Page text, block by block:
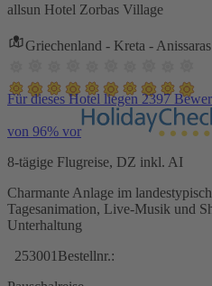
allsun Hotel Zorbas Village
Griechenland - Kreta - Anissaras
Für dieses Hotel liegen 2397
von 96% vor
8-tägige Flugreise, DZ inkl. AI
Charmante Anlage im
Tagesanimation, Live-Musik und
Unterhaltung
253001 Bestellnr.: